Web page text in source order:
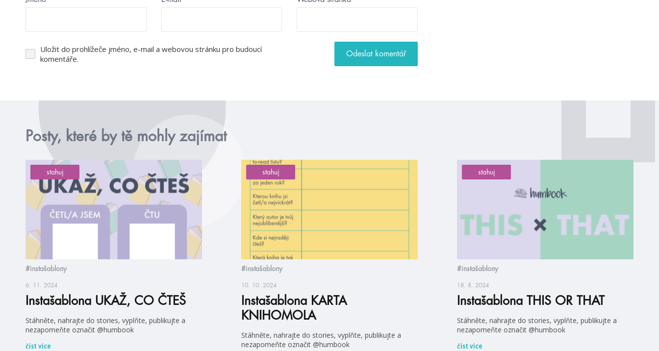
Uložit do prohlížeče jméno, e-mail a webovou stránku pro budoucí
komentáře.
Posty, které by tě mohly zajímat
stahuj
#instašablony
6. 11. 2024
Instašablona UKAŽ, CO ČTEŠ
Stáhněte, nahrajte do stories, vyplňte, publikujte a
nezapomeňte označit @humbook
číst více
stahuj
#instašablony
10. 10. 2024
Instašablona KARTA
KNIHOMOLA
Stáhněte, nahrajte do stories, vyplňte, publikujte a
nezapomeňte označit @humbook
stahuj
#instašablony
18. 8. 2024
Instašablona THIS OR THAT
Stáhněte, nahrajte do stories, vyplňte, publikujte a
nezapomeňte označit @humbook
číst více